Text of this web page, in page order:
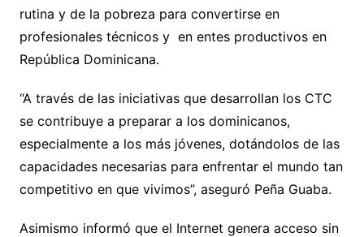
rutina y de la pobreza para convertirse en
profesionales técnicos y en entes productivos en
República Dominicana.
“A través de las iniciativas que desarrollan los CTC
se contribuye a preparar a los dominicanos,
especialmente a los más jóvenes, dotándolos de las
capacidades necesarias para enfrentar el mundo tan
competitivo en que vivimos”, aseguró Peña Guaba.
Asimismo informó que el Internet genera acceso sin